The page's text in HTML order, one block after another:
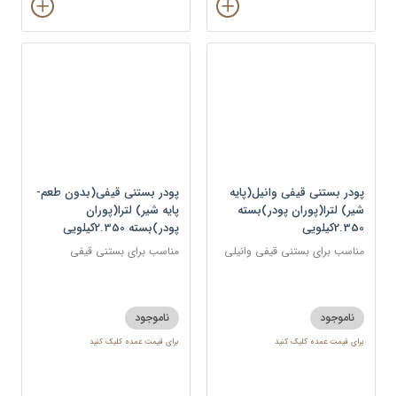
پودر بستنی قیفی وانیل(پایه
شیر) لترا(پوران پودر)بسته
2.350کیلویی
مناسب برای بستنی قیفی وانیلی
ناموجود
برای قیمت عمده کلیک کنید
پودر بستنی قیفی(بدون طعم-
پایه شیر) لترا(پوران
پودر)بسته 2.350کیلویی
مناسب برای بستنی قیفی
ناموجود
برای قیمت عمده کلیک کنید